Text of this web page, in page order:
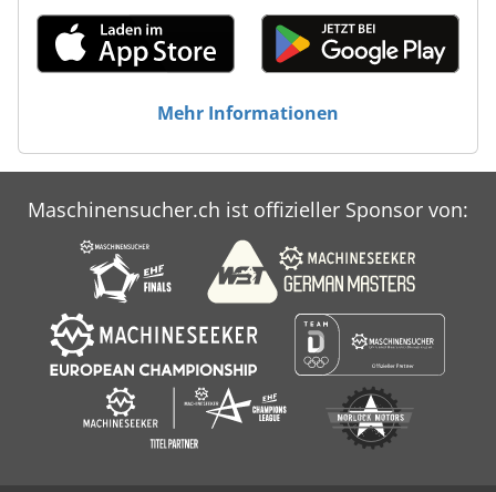
Mehr Informationen
Maschinensucher.ch ist offizieller Sponsor von: